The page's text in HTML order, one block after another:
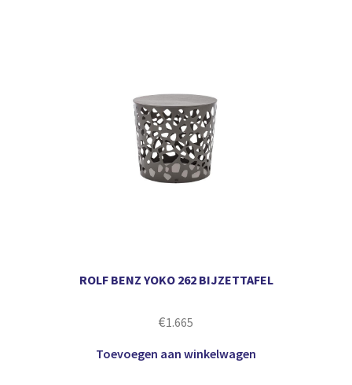
ROLF BENZ YOKO 262 BIJZETTAFEL
€1.665
Toevoegen aan winkelwagen